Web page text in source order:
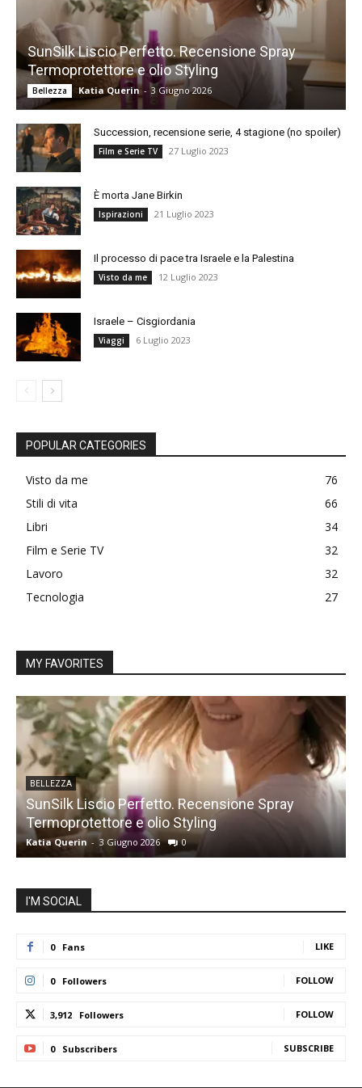
SunSilk Liscio Perfetto. Recensione Spray
Termoprotettore e olio Styling
Bellezza Katia Querin - 3 Giugno 2026
Succession, recensione serie, 4 stagione (no spoiler)
Film e Serie TV 27 Luglio 2023
È morta Jane Birkin
Ispirazioni 21 Luglio 2023
Il processo di pace tra Israele e la Palestina
Visto da me 12 Luglio 2023
Israele – Cisgiordania
Viaggi 6 Luglio 2023
POPULAR CATEGORIES
Visto da me
76
Stili di vita
66
Libri
34
Film e Serie TV
32
Lavoro
32
Tecnologia
27
MY FAVORITES
BELLEZZA
SunSilk Liscio Perfetto. Recensione Spray
Termoprotettore e olio Styling
Katia Querin - 3 Giugno 2026 0
I'M SOCIAL
0 Fans LIKE
0 Followers FOLLOW
3,912 Followers FOLLOW
0 Subscribers SUBSCRIBE